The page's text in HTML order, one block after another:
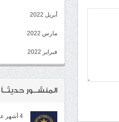
أبريل 2022
مارس 2022
فبراير 2022
المنشــور حديثــاً
4